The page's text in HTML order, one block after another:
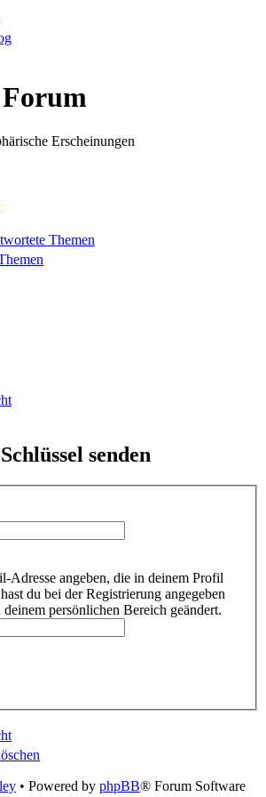
Erscheinungen
Themen
senden
Adresse angeben, die in deinem Profil
du bei der Registrierung angegeben
persönlichen Bereich geändert.
• Powered by phpBB® Forum Software